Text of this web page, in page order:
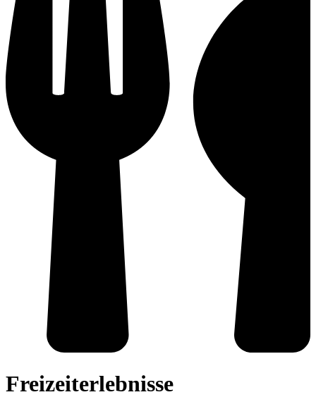
Freizeiterlebnisse